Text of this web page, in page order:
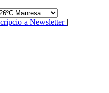
|